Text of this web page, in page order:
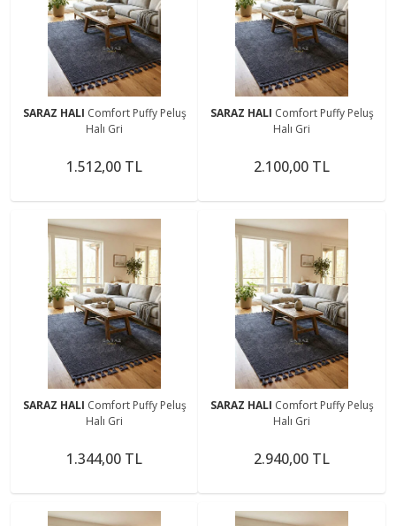
SARAZ HALI Comfort Puffy Peluş
Halı Gri
1.512,00 TL
SARAZ HALI Comfort Puffy Peluş
Halı Gri
2.100,00 TL
SARAZ HALI Comfort Puffy Peluş
Halı Gri
1.344,00 TL
SARAZ HALI Comfort Puffy Peluş
Halı Gri
2.940,00 TL